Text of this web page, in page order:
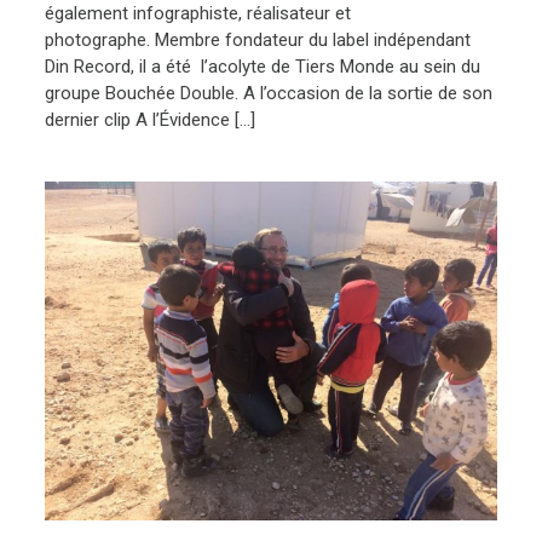
également infographiste, réalisateur et
photographe. Membre fondateur du label indépendant
Din Record, il a été l’acolyte de Tiers Monde au sein du
groupe Bouchée Double. A l’occasion de la sortie de son
dernier clip A l’Évidence […]